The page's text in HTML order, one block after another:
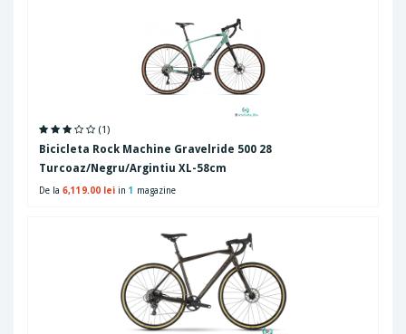
(1)
Bicicleta Rock Machine Gravelride 500 28
Turcoaz/Negru/Argintiu XL-58cm
De la 6,119.00 lei in 1 magazine